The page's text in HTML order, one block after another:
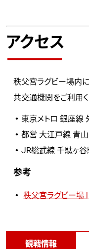
アクセス
秩父宮ラグビー場内
共交通機関をご利用く
東京メトロ 銀座線
都営 大江戸線 青
JR総武線 千駄ヶ
参考
秩父宮ラグビー場 |
観戦情報